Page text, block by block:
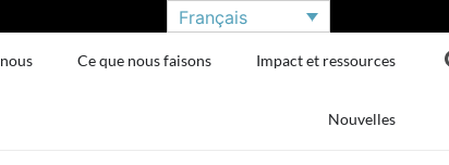
Français
Ce que nous faisons Impact et ressources
Nouvelles